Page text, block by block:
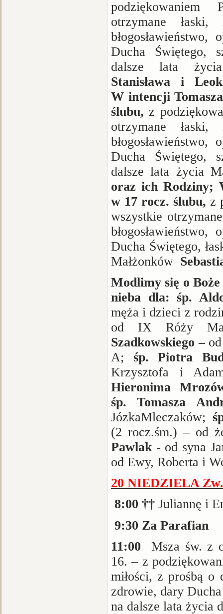
otrzymane
Ducha Świętego,
dalsze lata
Stanisława i
W intencji
ślubu,z
otrzymane
Ducha Świętego,
dalsze lata życia
oraz ich Rodziny;
w 17 rocz. ślubu, z
wszystkie
Ducha Świętego,
Małżonków
Modlimy się o
nieba dla: śp.
męża i dzieci z
od IX Róży
Szadkowskiego –
A; śp. Piotra
Krzysztofa i
Hieronima
śp. Tomasza
JózkaMleczaków;
(2 rocz.śm.) – od
Pawlak- od syna
od Ewy, Roberta i
20 NIEDZIELA
8:00 †† Juliannę i
9:30 Za Parafian
11:00Msza św. z
16. – z
miłości, z prośbą o
zdrowie, dary
na dalsze lata życia